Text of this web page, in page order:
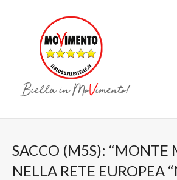
SACCO (M5S): “MONTE
NELLA RETE EUROPEA